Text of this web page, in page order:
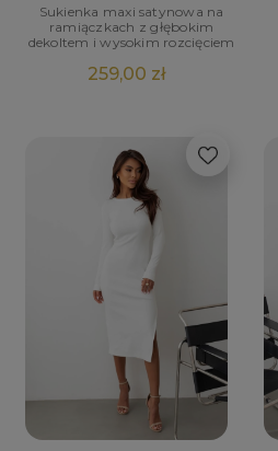
Sukienka maxi satynowa na
ramiączkach z głębokim
dekoltem i wysokim rozcięciem
259,00 zł